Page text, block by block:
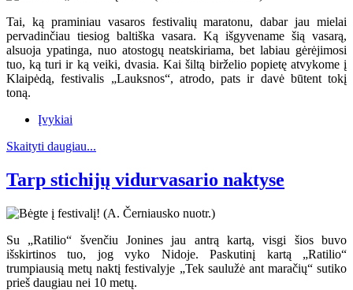
Tai, ką praminiau vasaros festivalių maratonu, dabar jau mielai
pervadinčiau tiesiog baltiška vasara. Ką išgyvename šią vasarą,
alsuoja ypatinga, nuo atostogų neatskiriama, bet labiau gėrėjimosi
tuo, ką turi ir ką veiki, dvasia. Kai šiltą birželio popietę atvykome į
Klaipėdą, festivalis „Lauksnos“, atrodo, pats ir davė būtent tokį
toną.
Įvykiai
Skaityti daugiau...
Tarp stichijų vidurvasario naktyse
Su „Ratilio“ švenčiu Jonines jau antrą kartą, visgi šios buvo
išskirtinos tuo, jog vyko Nidoje. Paskutinį kartą „Ratilio“
trumpiausią metų naktį festivalyje „Tek saulužė ant maračių“ sutiko
prieš daugiau nei 10 metų.